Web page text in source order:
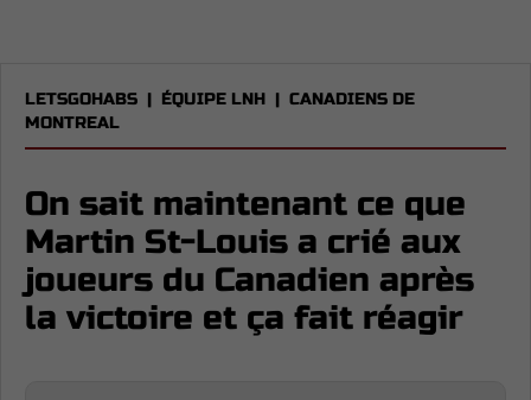
LETSGOHABS | ÉQUIPE LNH | CANADIENS DE
MONTREAL
On sait maintenant ce que
Martin St-Louis a crié aux
joueurs du Canadien après
la victoire et ça fait réagir